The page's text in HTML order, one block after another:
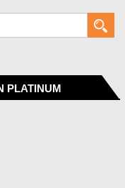
PLATINUM